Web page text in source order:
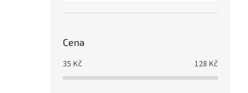
Cena
35 Kč 128 Kč